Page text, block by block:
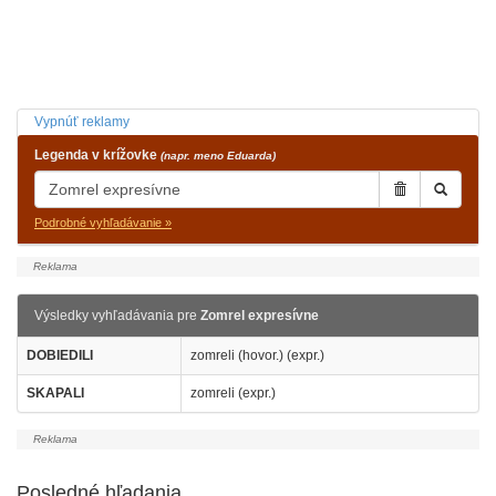
Vypnúť reklamy
Legenda v krížovke (napr. meno Eduarda)
Podrobné vyhľadávanie »
Výsledky vyhľadávania pre Zomrel expresívne
DOBIEDILI zomreli (hovor.) (expr.)
SKAPALI zomreli (expr.)